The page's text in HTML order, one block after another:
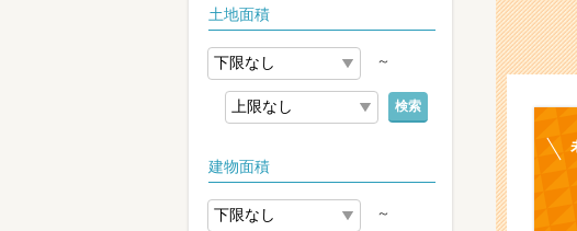
土地面積
～
検索
建物面積
～